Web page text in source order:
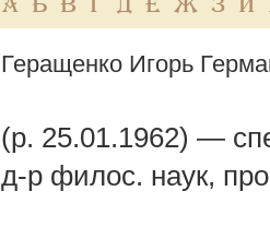
А Б В Г Д Е Ж З И
Геращенко Игорь
(р. 25.01.1962) —
д-р филос. наук,